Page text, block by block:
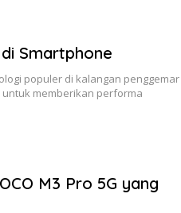
Smartphone
populer di kalangan penggemar
memberikan performa
M3 Pro 5G yang